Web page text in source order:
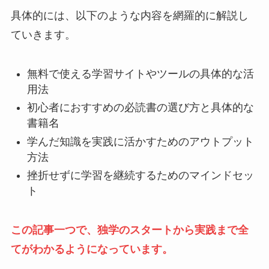
具体的には、以下のような内容を網羅的に解説し
ていきます。
無料で使える学習サイトやツールの具体的な活
用法
初心者におすすめの必読書の選び方と具体的な
書籍名
学んだ知識を実践に活かすためのアウトプット
方法
挫折せずに学習を継続するためのマインドセッ
ト
この記事一つで、独学のスタートから実践まで全
てがわかるようになっています。